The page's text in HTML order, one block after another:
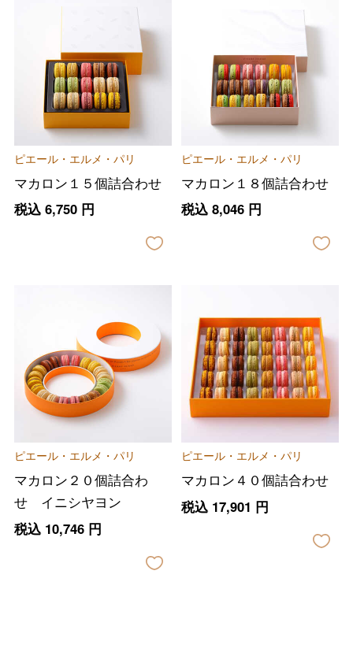
ピエール・エルメ・パリ
マカロン１５個詰合わせ
税込 6,750円
ピエール・エルメ・パリ
マカロン１８個詰合わせ
税込 8,046円
ピエール・エルメ・パリ
マカロン２０個詰合わ
せ イニシヤヨン
税込 10,746円
ピエール・エルメ・パリ
マカロン４０個詰合わせ
税込 17,901 円
フード＆スイーツ
ビューティー
ファッション
ホーム＆インテリア
大丸・松坂屋のギフト
出産内祝い
結婚内祝い
バレンタインチョコレート
ホワイトデー
父の日
お中元
敬老の日